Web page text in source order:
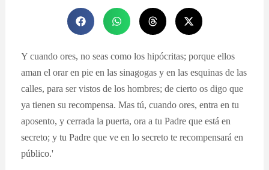
Y cuando ores, no seas como los hipócritas; porque ellos
aman el orar en pie en las sinagogas y en las esquinas de las
calles, para ser vistos de los hombres; de cierto os digo que
ya tienen su recompensa. Mas tú, cuando ores, entra en tu
aposento, y cerrada la puerta, ora a tu Padre que está en
secreto; y tu Padre que ve en lo secreto te recompensará en
público.'